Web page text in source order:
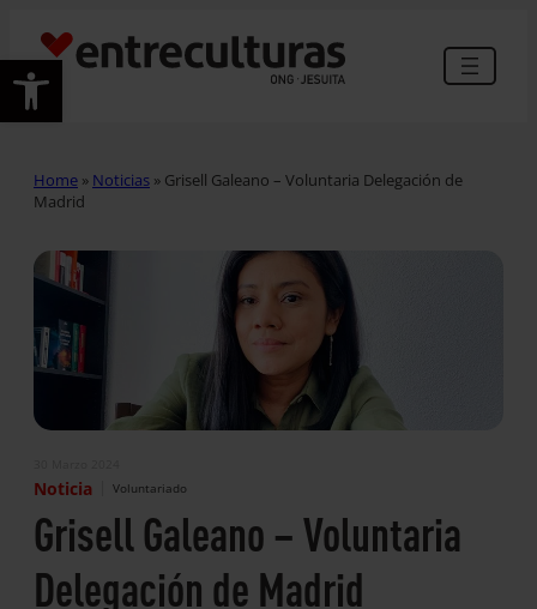
Abrir barra de herramientas
Home » Noticias » Grisell Galeano – Voluntaria Delegación de
Madrid
Noticia Voluntariado
Grisell Galeano – Voluntaria
Delegación de Madrid